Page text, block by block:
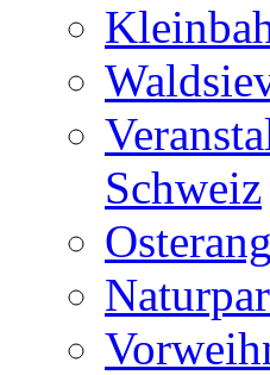
Schweiz